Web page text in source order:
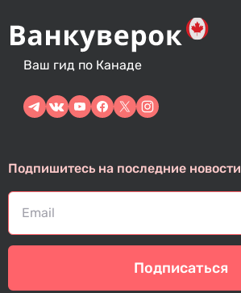
Ваш гид по Канаде
Подпишитесь на последние новости
Подписаться